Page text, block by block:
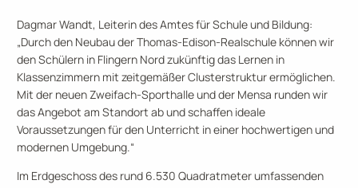
Dagmar Wandt, Leiterin des Amtes für Schule und Bildung:
„Durch den Neubau der Thomas-Edison-Realschule können wir
den Schülern in Flingern Nord zukünftig das Lernen in
Klassenzimmern mit zeitgemäßer Clusterstruktur ermöglichen.
Mit der neuen Zweifach-Sporthalle und der Mensa runden wir
das Angebot am Standort ab und schaffen ideale
Voraussetzungen für den Unterricht in einer hochwertigen und
modernen Umgebung.“
Im Erdgeschoss des rund 6.530 Quadratmeter umfassenden